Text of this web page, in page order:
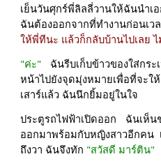
เย็นวันศุกร์พี่ลิลลี่วานให้ฉันนำเ
ฉันต้องออกจากที่ทำงานก่อนเว
ให้พี่ทีนะ แล้วก็กลับบ้านไปเลย
"ค่ะ" ฉันรีบเก็บข้าวของใส่กร
หน้าไปยังจุดมุ่งหมายเพื่อที่จะ
เสาร์แล้ว ฉันนึกยิ้มอยู่ในใจ
ประตูรถไฟฟ้าเปิดออก ฉันเห็
ออกมาพร้อมกับหญิงสาวอีกคน
ถึงวา ฉันจึงทัก "สวัสดี มาร์ติน"